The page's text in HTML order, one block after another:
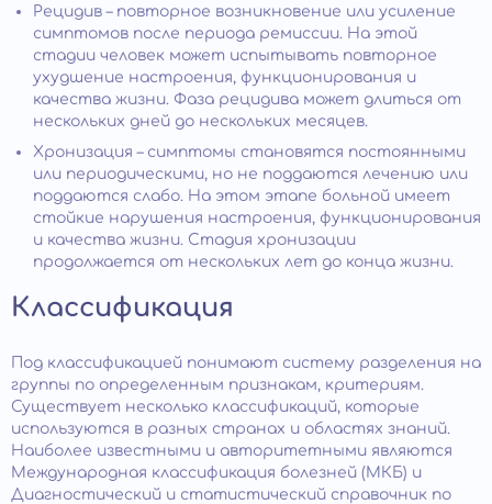
Рецидив – повторное возникновение или усиление
симптомов после периода ремиссии. На этой
стадии человек может испытывать повторное
ухудшение настроения, функционирования и
качества жизни. Фаза рецидива может длиться от
нескольких дней до нескольких месяцев.
Хронизация – симптомы становятся постоянными
или периодическими, но не поддаются лечению или
поддаются слабо. На этом этапе больной имеет
стойкие нарушения настроения, функционирования
и качества жизни. Стадия хронизации
продолжается от нескольких лет до конца жизни.
Классификация
Под классификацией понимают систему разделения на
группы по определенным признакам, критериям.
Существует несколько классификаций, которые
используются в разных странах и областях знаний.
Наиболее известными и авторитетными являются
Международная классификация болезней (МКБ) и
Диагностический и статистический справочник по